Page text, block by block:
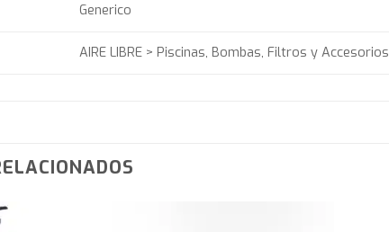
Generico
AIRE LIBRE > Piscinas, Bombas, Filtros y Accesorios